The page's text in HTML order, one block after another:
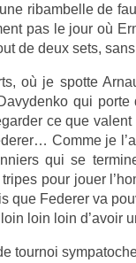
ribam­belle de
pas le jour où
de deux sets,
où je spot­te
qui porte
ce que
Comme je
qui se
pour jouer
que Feder­er va
loin loin d’avoir
tour­noi